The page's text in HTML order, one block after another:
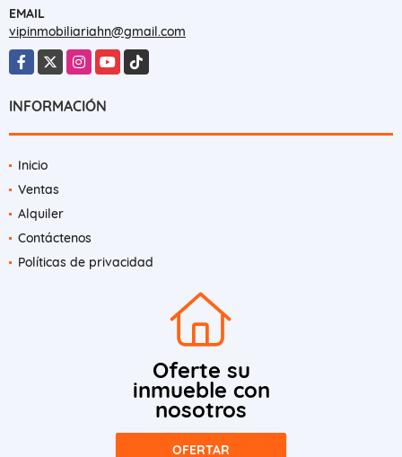
EMAIL
vipinmobiliariahn@gmail.com
Facebook
X InstagramYouTubeTikTok
INFORMACIÓN
Inicio
Ventas
Alquiler
Contáctenos
Políticas de privacidad
Oferte su
inmueble con
nosotros
OFERTAR